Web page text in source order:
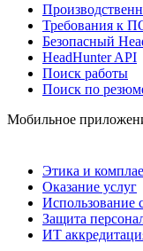
Требования к
Безопасный
HeadHunter API
Поиск работы
Поиск по
Мобильное
Этика и
Оказание услуг
Использование
Защита
ИТ